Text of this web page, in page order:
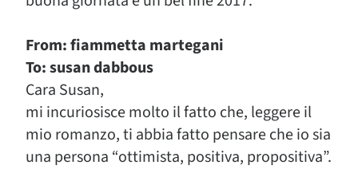
From: fiammetta martegani
To: susan dabbous
Cara Susan,
mi incuriosisce molto il fatto che, leggere il
mio romanzo, ti abbia fatto pensare che io sia
una persona “ottimista, positiva, propositiva”.